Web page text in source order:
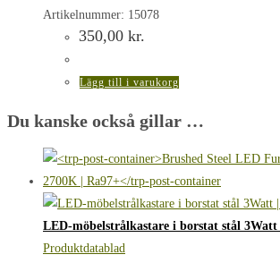
Artikelnummer: 15078
350,00 kr.
Lägg till i varukorg
Du kanske också gillar …
LED-möbelstrålkastare i borstat stål 3Watt
Produktdatablad